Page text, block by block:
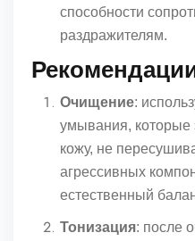
способности
раздражителям.
Очищение:
умывания,
кожу, не
агрессивных
естественный
Тонизация: после